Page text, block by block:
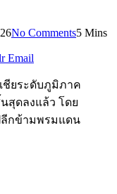
No Comments5 Mins
Email